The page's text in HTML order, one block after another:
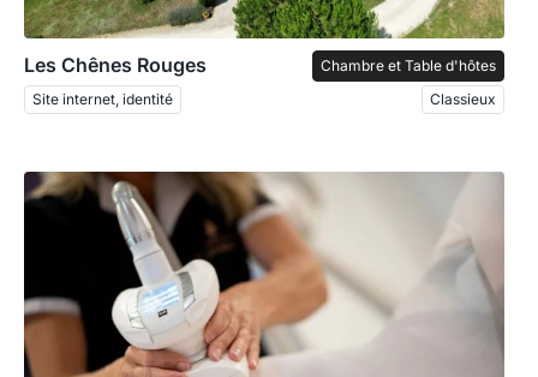
Les Chênes Rouges
Chambre et Table d'hôtes
Site internet, identité
Classieux